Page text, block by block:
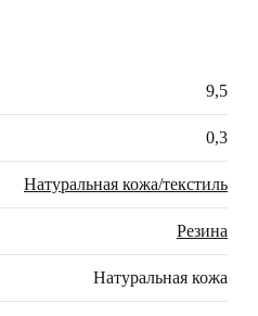
9,5
0,3
Натуральная кожа/текстиль
Резина
Натуральная кожа